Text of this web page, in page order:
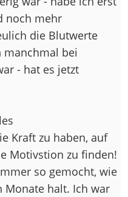
noch mehr
die Blutwerte
manchmal bei
- hat es jetzt
Kraft zu haben, auf
Motivstion zu finden!
so gemocht, wie
Monate halt. Ich war